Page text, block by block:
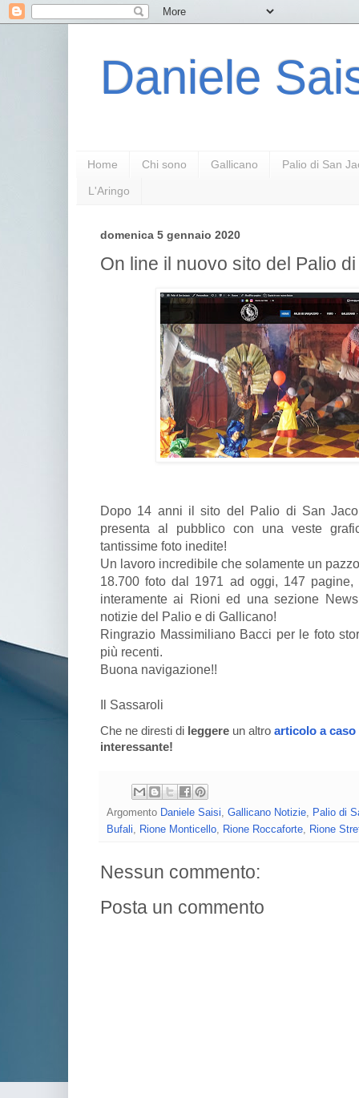
Daniele
Home Chi sono Gallicano Palio di San
L'Aringo
domenica 5 gennaio 2020
On line il nuovo sito del Palio
Dopo 14 anni il sito del Palio di San
presenta al pubblico con una veste
tantissime foto inedite!
Un lavoro incredibile che solamente un
18.700 foto dal 1971 ad oggi, 147
interamente ai Rioni ed una sezione
notizie del Palio e di Gallicano!
Ringrazio Massimiliano Bacci per le foto
più recenti.
Buona navigazione!!
Il Sassaroli
Che ne diresti di leggere un altro articolo a caso
interessante!
Argomento Daniele Saisi Gallicano Notizie Palio di
Bufali
Rione Monticello Rione Roccaforte Rione
Nessun commento:
Posta un commento